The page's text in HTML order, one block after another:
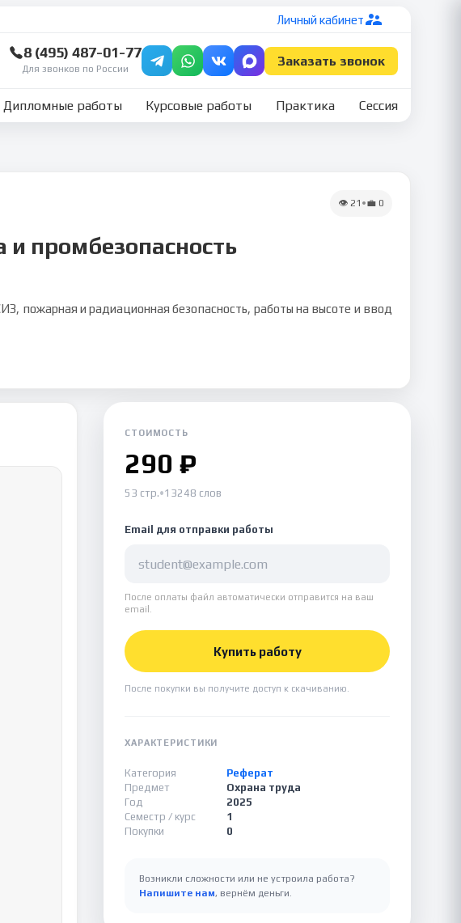
Личный кабинет
8 (495) 487-01-77
Для звонков по России
Заказать звонок
Дипломные работы Курсовые работы Практика Сессия
👁 21 •💼 0
и промбезопасность
пожарная и радиационная безопасность, работы на высоте и ввод
СТОИМОСТЬ
290 ₽
53 стр.•13248 слов
Email для отправки работы
После оплаты файл автоматически отправится на ваш
email.
Купить работу
После покупки вы получите доступ к скачиванию.
ХАРАКТЕРИСТИКИ
Категория
Реферат
Предмет
Охрана труда
Год
2025
Семестр / курс
1
Покупки
0
Возникли сложности или не устроила работа?
Напишите нам, вернём деньги.